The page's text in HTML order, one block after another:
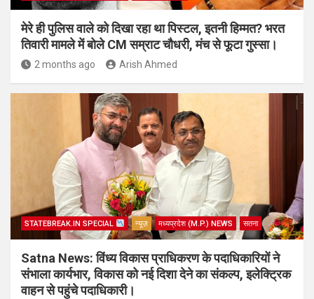
मेरे ही पुलिस वाले को दिखा रहा था पिस्टल, इतनी हिम्मत? भरत
तिवारी मामले में बोले CM सम्राट चौधरी, मंच से फूटा गुस्सा।
2 months ago Arish Ahmed
STATEBREAK.IN SPECIAL न्यूज़ मध्यप्रदेश (M.P.) NEWS सतना
Satna News: विंध्य विकास प्राधिकरण के पदाधिकारियों ने
संभाला कार्यभार, विकास को नई दिशा देने का संकल्प, इलेक्ट्रिक
वाहन से पहुंचे पदाधिकारी।